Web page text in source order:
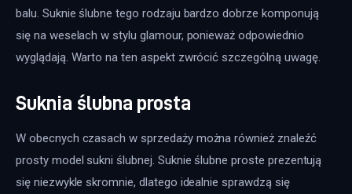
balu. Suknie ślubne tego rodzaju bardzo dobrze komponują
się na weselach w stylu glamour, ponieważ odpowiednio
wyglądają. Warto na ten aspekt zwrócić szczególną uwagę.
Suknia ślubna prosta
W obecnych czasach w sprzedaży można również znaleźć
prosty model sukni ślubnej. Suknie ślubne proste prezentują
się niezwykle skromnie, dlatego idealnie sprawdzą się